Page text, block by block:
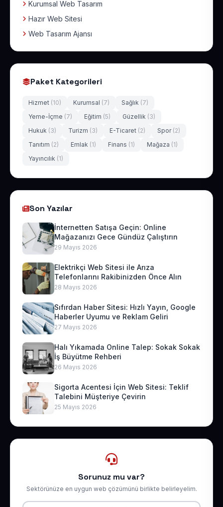
Kurumsal Web Tasarım
Hazır Web Sitesi
Web Tasarım Ajansı
Paket Kategorileri
Hizmet (10) Kurumsal (7) Sağlık (7)
Yeme-İçme (7) Eğitim (5) Güzellik (3)
Hukuk (3) Turizm (3) E-Ticaret (2) Spor (2)
Tanıtım (2) Emlak (1) Finans (1) Mağaza (1)
Yayıncılık (1)
Son Yazılar
İnternetten Satışa Geçin: Online
Mağazanızı Gece Gündüz Çalıştırın
29 Mayıs 2026
Elektrikçi Web Sitesi ile Arıza
Telefonlarını Rakibinizden Önce Alın
28 Mayıs 2026
Sıfırdan Haber Sitesi: Hızlı Yayın, Google
Haberler Uyumu ve Reklam Geliri
27 Mayıs 2026
Halı Yıkamada Online Talep: Sokak Sokak
İş Büyütme Rehberi
26 Mayıs 2026
Sigorta Acentesi İçin Web Sitesi: Teklif
Talebini Müşteriye Çevirin
25 Mayıs 2026
Sorunuz mu var?
Sektörünüze en uygun web çözümünü birlikte belirleyelim.